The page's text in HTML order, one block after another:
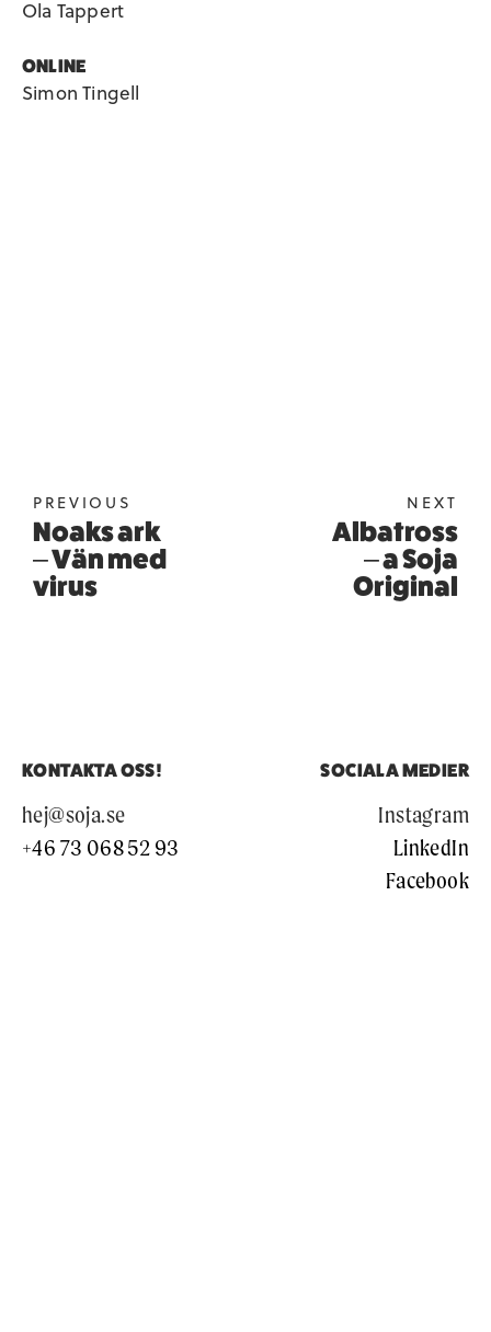
Ola Tappert
ONLINE
Simon Tingell
PREVIOUS
Noaks ark
– Vän med
virus
NEXT
Albatross
– a Soja
Original
KONTAKTA OSS!
hej@soja.se
+46 73 068 52 93
SOCIALA MEDIER
Instagram
LinkedIn
Facebook